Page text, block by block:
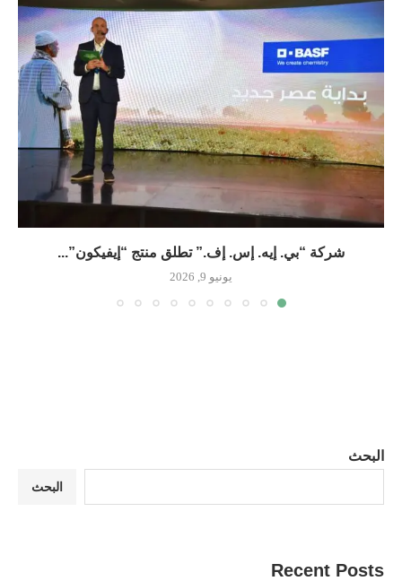
شركة “بي. إيه. إس. إف.” تطلق منتج “إيفيكون”...
يونيو 9, 2026
البحث
البحث
Recent Posts